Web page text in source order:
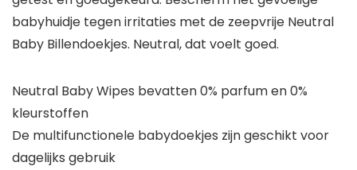
babyhuidje tegen irritaties met de zeepvrije Neutral
Baby Billendoekjes. Neutral, dat voelt goed.
Neutral Baby Wipes bevatten 0% parfum en 0%
kleurstoffen
De multifunctionele babydoekjes zijn geschikt voor
dagelijks gebruik